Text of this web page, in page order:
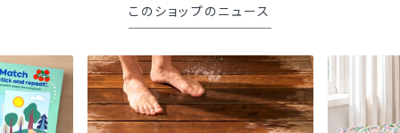
このショップのニュース